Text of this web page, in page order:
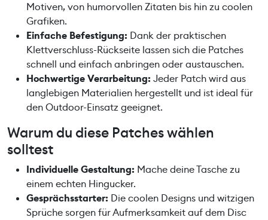
Motiven, von humorvollen Zitaten bis hin zu coolen
Grafiken.
Einfache Befestigung: Dank der praktischen
Klettverschluss-Rückseite lassen sich die Patches
schnell und einfach anbringen oder austauschen.
Hochwertige Verarbeitung: Jeder Patch wird aus
langlebigen Materialien hergestellt und ist ideal für
den Outdoor-Einsatz geeignet.
Warum du diese Patches wählen
solltest
Individuelle Gestaltung: Mache deine Tasche zu
einem echten Hingucker.
Gesprächsstarter: Die coolen Designs und witzigen
Sprüche sorgen für Aufmerksamkeit auf dem Disc